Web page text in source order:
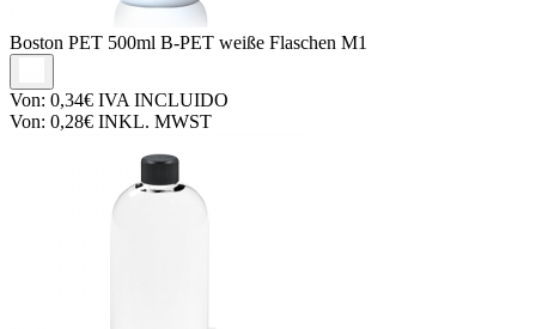
Boston PET 500ml B-PET weiße Flaschen M1
Von: 0,34€ IVA INCLUIDO
Von: 0,28€ INKL. MWST